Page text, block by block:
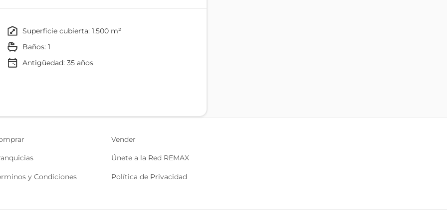
superficie cubierta: 1.500 m²
baños: 1
Antigüedad:35años
Vender
Únete a la Red REMAX
y Condiciones Política de Privacidad